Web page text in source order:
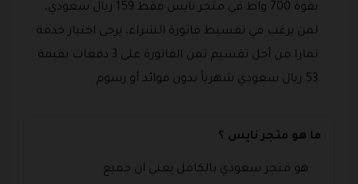
بقوة 700 واط في متجر نايس فقط 159 ريال سعودي،
لمن يرغب في تقسيط فاتورة الشراء، يرجى اختيار خدمة
تمارا من أجل تقسيم ثمن الفاتورة على 3 دفعات بقيمة
53 ريال سعودي شهرياً بدون فوائد أو رسوم .
ما هو متجر نايس ؟
هو متجر سعودي بالكامل يعني ان جميع